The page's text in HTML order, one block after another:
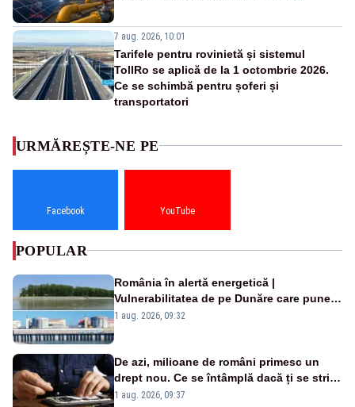
7 aug. 2026, 10:01
Tarifele pentru rovinietă și sistemul
TollRo se aplică de la 1 octombrie 2026.
Ce se schimbă pentru șoferi și
transportatori
URMĂREȘTE-NE PE
Facebook YouTube
POPULAR
România în alertă energetică |
Vulnerabilitatea de pe Dunăre care pune
în pericol Centrala Cernavodă era
1 aug. 2026, 09:32
De azi, milioane de români primesc un
drept nou. Ce se întâmplă dacă ți se strică
un produs
1 aug. 2026, 09:37